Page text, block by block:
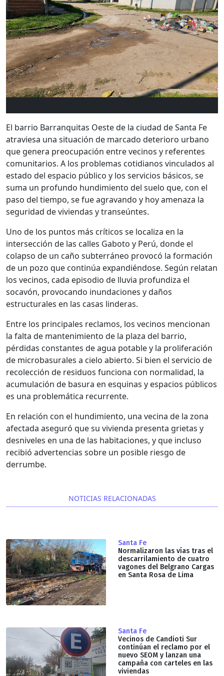
El barrio Barranquitas Oeste de la ciudad de Santa Fe
atraviesa una situación de marcado deterioro urbano
que genera preocupación entre vecinos y referentes
comunitarios. A los problemas cotidianos vinculados al
estado del espacio público y los servicios básicos, se
suma un profundo hundimiento del suelo que, con el
paso del tiempo, se fue agravando y hoy amenaza la
seguridad de viviendas y transeúntes.
Uno de los puntos más críticos se localiza en la
intersección de las calles Gaboto y Perú, donde el
colapso de un caño subterráneo provocó la formación
de un pozo que continúa expandiéndose. Según relatan
los vecinos, cada episodio de lluvia profundiza el
socavón, provocando inundaciones y daños
estructurales en las casas linderas.
Entre los principales reclamos, los vecinos mencionan
la falta de mantenimiento de la plaza del barrio,
pérdidas constantes de agua potable y la proliferación
de microbasurales a cielo abierto. Si bien el servicio de
recolección de residuos funciona con normalidad, la
acumulación de basura en esquinas y espacios públicos
es una problemática recurrente.
En relación con el hundimiento, una vecina de la zona
afectada aseguró que su vivienda presenta grietas y
desniveles en una de las habitaciones, y que incluso
recibió advertencias sobre un posible riesgo de
derrumbe.
NOTICIAS RELACIONADAS
Santa Fe
Normalizaron las vías tras el
descarrilamiento de cuatro
vagones del Belgrano Cargas
en Santa Rosa de Lima
Santa Fe
Vecinos de Candioti Sur
continúan el reclamo por el
nuevo SEOM y lanzan una
campaña con carteles en las
viviendas